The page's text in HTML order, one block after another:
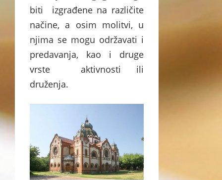
biti izgrađene na različite
načine, a osim molitvi, u
njima se mogu održavati i
predavanja, kao i druge
vrste aktivnosti ili
druženja.